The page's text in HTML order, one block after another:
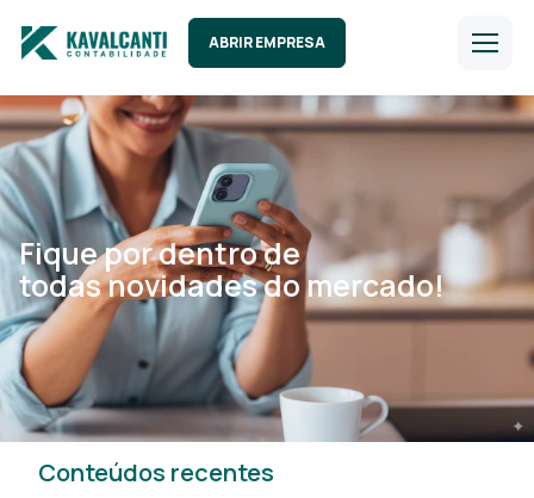
ABRIR EMPRESA
Fique por dentro de
todas novidades do mercado!
Conteúdos recentes